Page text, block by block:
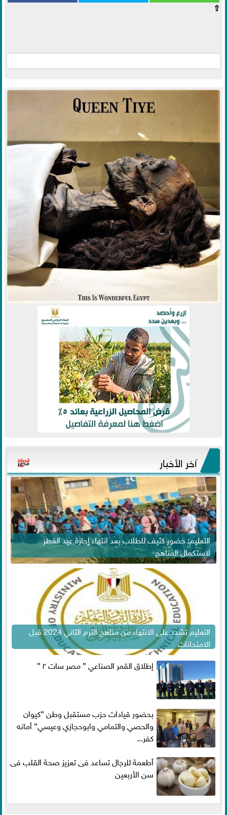
⇧
آخر الأخبار
التعليم: حضور كثيف للطلاب بعد انتهاء إجازة عيد الفطر
لاستكمال المناهج
التعليم تشدد على الانتهاء من مناهج الترم الثاني 2024 قبل
الامتحانات
إطلاق القمر الصناعي ” مصر سات ٢ ”
بحضور قيادات حزب مستقبل وطن ”كيوان
والحصي والتمامي وابوحجازي وعيسي” أمانه
كفر...
أطعمة للرجال تساعد فى تعزيز صحة القلب فى
سن الأربعين